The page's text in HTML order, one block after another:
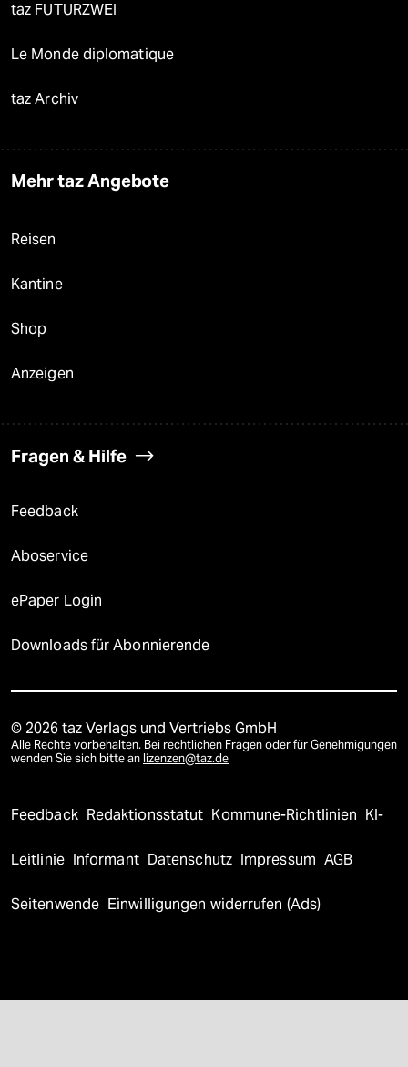
taz FUTURZWEI
Le Monde diplomatique
taz Archiv
Mehr taz Angebote
Reisen
Kantine
Shop
Anzeigen
Fragen & Hilfe
Feedback
Aboservice
ePaper Login
Downloads für Abonnierende
© 2026 taz Verlags und Vertriebs GmbH
Alle Rechte vorbehalten. Bei rechtlichen Fragen oder für Genehmigungen
wenden Sie sich bitte an lizenzen@taz.de
Feedback Redaktionsstatut Kommune-Richtlinien KI-
Leitlinie Informant Datenschutz Impressum AGB
Seitenwende Einwilligungen widerrufen (Ads)